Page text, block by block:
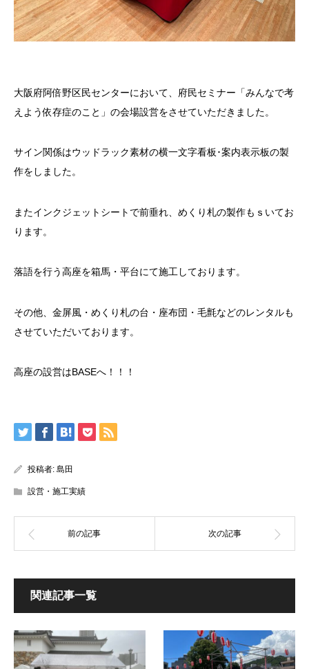
大阪府阿倍野区民センターにおいて、府民セミナー「みんなで考
えよう依存症のこと」の会場設営をさせていただきました。
サイン関係はウッドラック素材の横一文字看板･案内表示板の製
作をしました。
またインクジェットシートで前垂れ、めくり札の製作もｓいてお
ります。
落語を行う高座を箱馬・平台にて施工しております。
その他、金屏風・めくり札の台・座布団・毛氈などのレンタルも
させていただいております。
高座の設営はBASEへ！！！
投稿者: 島田
設営・施工実績
関連記事一覧